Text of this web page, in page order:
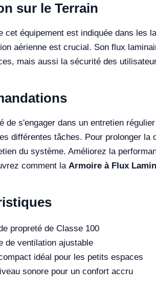
sur le Terrain
cet équipement est indiquée dans
aérienne est crucial. Son flux
mais aussi la sécurité des
de s'engager dans un entretien
différentes tâches. Pour prolonger
du système. Améliorez la
comment la Armoire à Flux
propreté de Classe 100
de ventilation ajustable
idéal pour les petits espaces
sonore pour un confort accru